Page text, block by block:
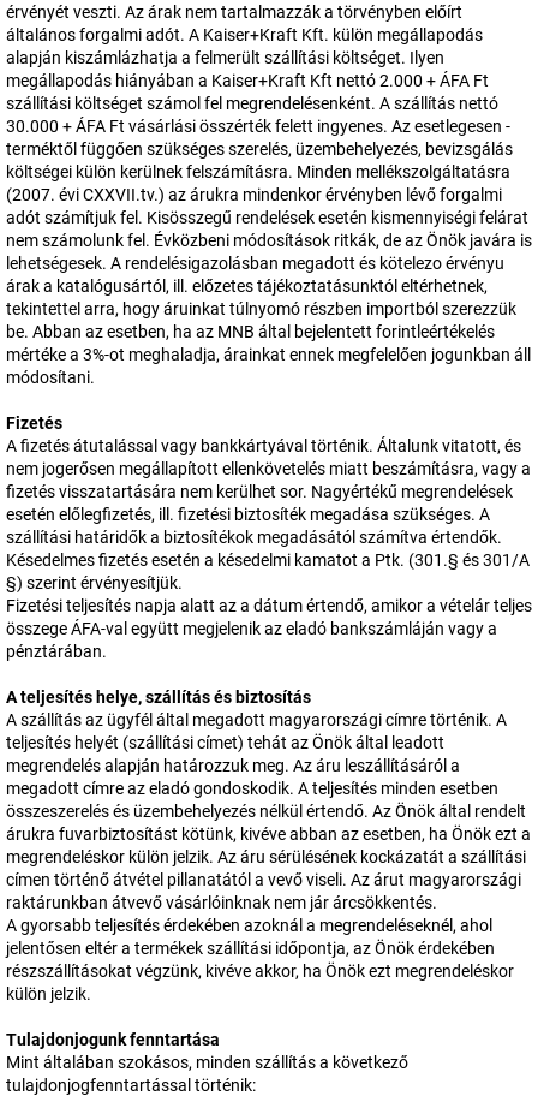
érvényét veszti. Az árak nem tartalmazzák a törvényben előírt
általános forgalmi adót. A Kaiser+Kraft Kft. külön megállapodás
alapján kiszámlázhatja a felmerült szállítási költséget. Ilyen
megállapodás hiányában a Kaiser+Kraft Kft nettó 2.000 + ÁFA Ft
szállítási költséget számol fel megrendelésenként. A szállítás nettó
30.000 + ÁFA Ft vásárlási összérték felett ingyenes. Az esetlegesen -
terméktől függően szükséges szerelés, üzembehelyezés, bevizsgálás
költségei külön kerülnek felszámításra. Minden mellékszolgáltatásra
(2007. évi CXXVII.tv.) az árukra mindenkor érvényben lévő forgalmi
adót számítjuk fel. Kisösszegű rendelések esetén kismennyiségi felárat
nem számolunk fel. Évközbeni módosítások ritkák, de az Önök javára is
lehetségesek. A rendelésigazolásban megadott és kötelezo érvényu
árak a katalógusártól, ill. előzetes tájékoztatásunktól eltérhetnek,
tekintettel arra, hogy áruinkat túlnyomó részben importból szerezzük
be. Abban az esetben, ha az MNB által bejelentett forintleértékelés
mértéke a 3%-ot meghaladja, árainkat ennek megfelelően jogunkban áll
módosítani.
Fizetés
A fizetés átutalással vagy bankkártyával történik. Általunk vitatott, és
nem jogerősen megállapított ellenkövetelés miatt beszámításra, vagy a
fizetés visszatartására nem kerülhet sor. Nagyértékű megrendelések
esetén előlegfizetés, ill. fizetési biztosíték megadása szükséges. A
szállítási határidők a biztosítékok megadásától számítva értendők.
Késedelmes fizetés esetén a késedelmi kamatot a Ptk. (301.§ és 301/A
§) szerint érvényesítjük.
Fizetési teljesítés napja alatt az a dátum értendő, amikor a vételár teljes
összege ÁFA-val együtt megjelenik az eladó bankszámláján vagy a
pénztárában.
A teljesítés helye, szállítás és biztosítás
A szállítás az ügyfél által megadott magyarországi címre történik. A
teljesítés helyét (szállítási címet) tehát az Önök által leadott
megrendelés alapján határozzuk meg. Az áru leszállításáról a
megadott címre az eladó gondoskodik. A teljesítés minden esetben
összeszerelés és üzembehelyezés nélkül értendő. Az Önök által rendelt
árukra fuvarbiztosítást kötünk, kivéve abban az esetben, ha Önök ezt a
megrendeléskor külön jelzik. Az áru sérülésének kockázatát a szállítási
címen történő átvétel pillanatától a vevő viseli. Az árut magyarországi
raktárunkban átvevő vásárlóinknak nem jár árcsökkentés.
A gyorsabb teljesítés érdekében azoknál a megrendeléseknél, ahol
jelentősen eltér a termékek szállítási időpontja, az Önök érdekében
részszállításokat végzünk, kivéve akkor, ha Önök ezt megrendeléskor
külön jelzik.
Tulajdonjogunk fenntartása
Mint általában szokásos, minden szállítás a következő
tulajdonjogfenntartással történik: